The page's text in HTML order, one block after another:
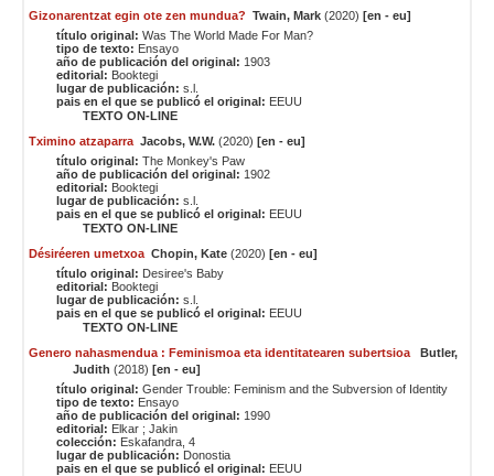
Gizonarentzat egin ote zen mundua?
Twain, Mark (2020)[en - eu]
título original: Was The World Made For Man?
tipo de texto: Ensayo
año de publicación del original: 1903
editorial: Booktegi
lugar de publicación: s.l.
pais en el que se publicó el original: EEUU
TEXTO ON-LINE
Tximino atzaparra Jacobs, W.W. (2020)[en - eu]
título original: The Monkey's Paw
año de publicación del original: 1902
editorial: Booktegi
lugar de publicación: s.l.
pais en el que se publicó el original: EEUU
TEXTO ON-LINE
Désiréeren umetxoa Chopin, Kate (2020)[en - eu]
título original: Desiree's Baby
editorial: Booktegi
lugar de publicación: s.l.
pais en el que se publicó el original: EEUU
TEXTO ON-LINE
Genero nahasmendua : Feminismoa eta identitatearen subertsioa
Butler,
Judith (2018)[en - eu]
título original: Gender Trouble: Feminism and the Subversion of Identity
tipo de texto: Ensayo
año de publicación del original: 1990
editorial: Elkar ; Jakin
colección: Eskafandra, 4
lugar de publicación: Donostia
pais en el que se publicó el original: EEUU